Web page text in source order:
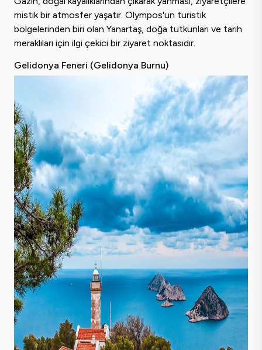
mistik bir atmosfer yaşatır. Olympos'un turistik
bölgelerinden biri olan Yanartaş, doğa tutkunları ve tarih
meraklıları için ilgi çekici bir ziyaret noktasıdır.
Gelidonya Feneri (Gelidonya Burnu)